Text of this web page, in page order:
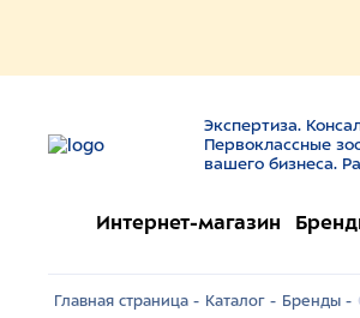
Экспертиза.
Первоклассные
вашего бизнеса.
Интернет-магазин
Главная страница - Каталог - Бренды -